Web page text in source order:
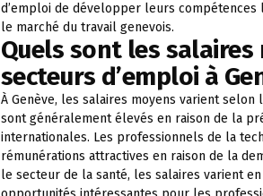
d’emploi de développer leurs
le marché du travail genevois.
Quels sont les
secteurs d’emploi à
À Genève, les salaires moyens varient selon
sont généralement élevés en raison de la
internationales. Les professionnels de la
rémunérations attractives en raison de la
le secteur de la santé, les salaires varient